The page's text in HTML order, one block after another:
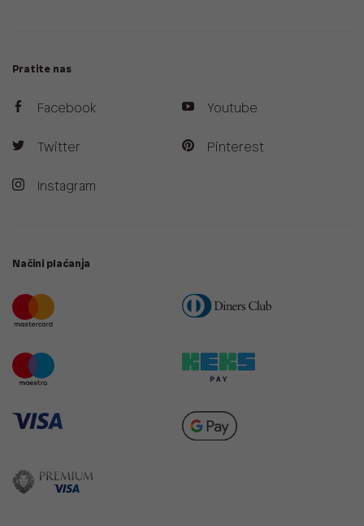
Pratite nas
Facebook
Twitter
Instagram
Youtube
Pinterest
Načini plaćanja